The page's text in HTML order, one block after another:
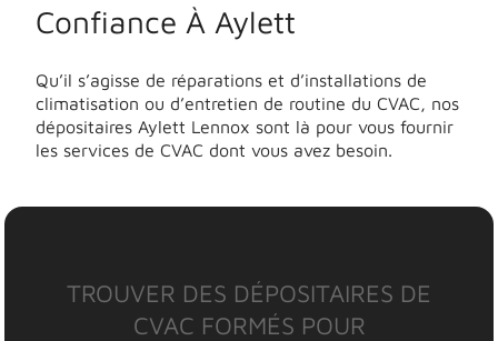
Confiance À Aylett
Qu’il s’agisse de réparations et d’installations de
climatisation ou d’entretien de routine du CVAC, nos
dépositaires Aylett Lennox sont là pour vous fournir
les services de CVAC dont vous avez besoin.
TROUVER DES DÉPOSITAIRES DE
CVAC FORMÉS POUR